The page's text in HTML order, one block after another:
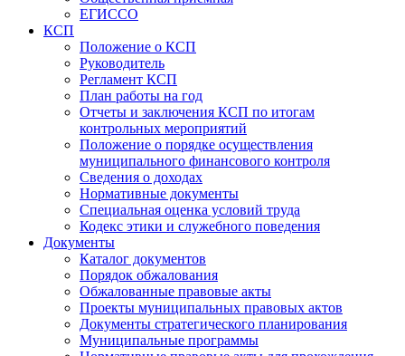
ЕГИССО
КСП
Положение о КСП
Руководитель
Регламент КСП
План работы на год
Отчеты и заключения КСП по итогам
контрольных мероприятий
Положение о порядке осуществления
муниципального финансового контроля
Сведения о доходах
Нормативные документы
Специальная оценка условий труда
Кодекс этики и служебного поведения
Документы
Каталог документов
Порядок обжалования
Обжалованные правовые акты
Проекты муниципальных правовых актов
Документы стратегического планирования
Муниципальные программы